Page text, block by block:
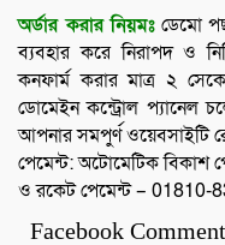
অর্ডার করার নিয়মঃ ডেমো
ব্যবহার করে নিরাপদ ও
কনফার্ম করার মাত্র ২
ডোমেইন কন্ট্রোল প্যানেল
আপনার সমপুর্ণ ওয়েবসাইটি
পেমেন্ট: অটোমেটিক বিকাশ
ও রকেট পেমেন্ট – 01810-
Facebook